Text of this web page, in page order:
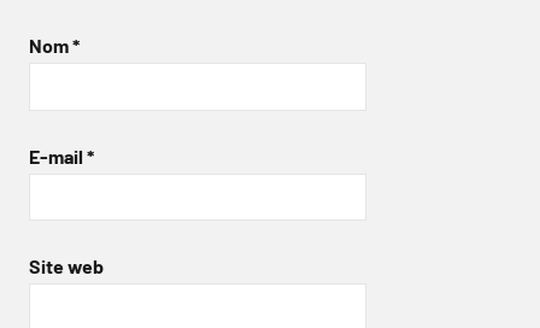
Nom*
E-mail *
Site web